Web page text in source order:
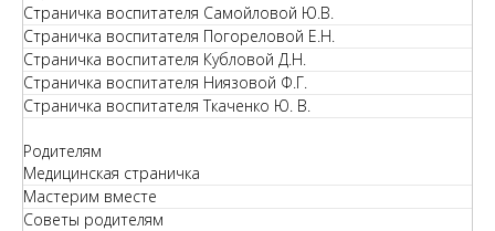
Страничка воспитателя Самойловой Ю.В.
Страничка воспитателя Погореловой Е.Н.
Страничка воспитателя Кубловой Д.Н.
Страничка воспитателя Ниязовой Ф.Г.
Страничка воспитателя Ткаченко Ю. В.
Родителям
Медицинская страничка
Мастерим вместе
Советы родителям